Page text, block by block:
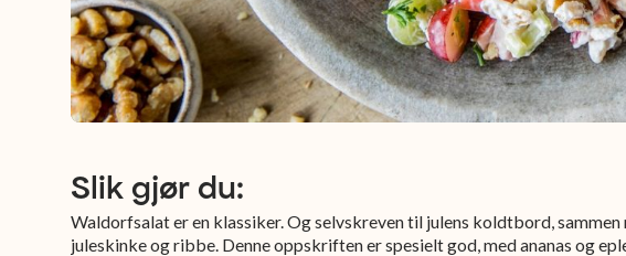
Slik gjør du:
Waldorfsalat er en klassiker. Og selvskreven til julens koldtbord, sammen
juleskinke og ribbe. Denne oppskriften er spesielt god, med ananas og